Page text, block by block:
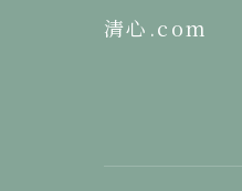
清心.com